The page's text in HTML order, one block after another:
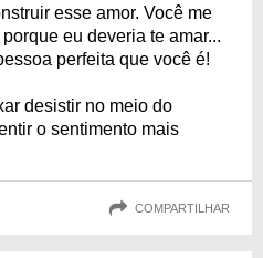
esse amor. Você me
eu deveria te amar...
perfeita que você é!
desistir no meio do
o sentimento mais
COMPARTILHAR